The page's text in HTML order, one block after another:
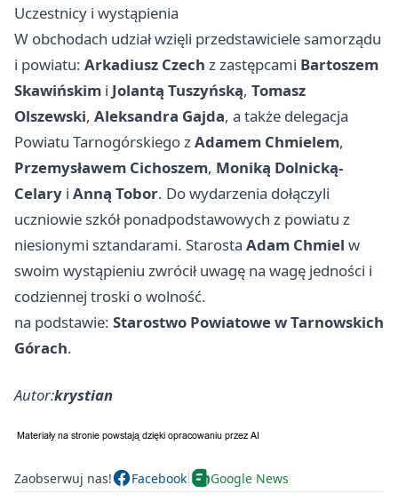
Uczestnicy i wystąpienia
W obchodach udział wzięli przedstawiciele samorządu
i powiatu: Arkadiusz Czech z zastępcami Bartoszem
Skawińskim i Jolantą Tuszyńską, Tomasz
Olszewski, Aleksandra Gajda, a także delegacja
Powiatu Tarnogórskiego zAdamem Chmielem,
Przemysławem Cichoszem, Moniką Dolnicką-
Celary i Anną Tobor. Do wydarzenia dołączyli
uczniowie szkół ponadpodstawowych z powiatu z
niesionymi sztandarami. Starosta Adam Chmiel w
swoim wystąpieniu zwrócił uwagę na wagę jedności i
codziennej troski o wolność.
na podstawie: Starostwo Powiatowe w Tarnowskich
Górach.
Autor:krystian
Zaobserwuj nas! Facebook Google News